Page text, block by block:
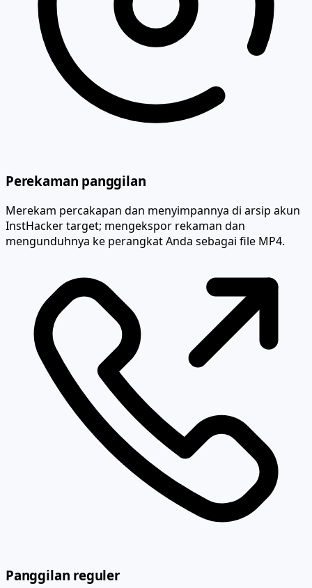
Perekaman panggilan
Merekam percakapan dan menyimpannya di arsip akun
InstHacker target; mengekspor rekaman dan
mengunduhnya ke perangkat Anda sebagai file MP4.
Panggilan reguler